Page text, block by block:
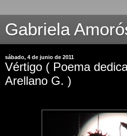
Gabriela
sábado, 4 de junio de 2011
Vértigo ( Poema
Arellano G. )